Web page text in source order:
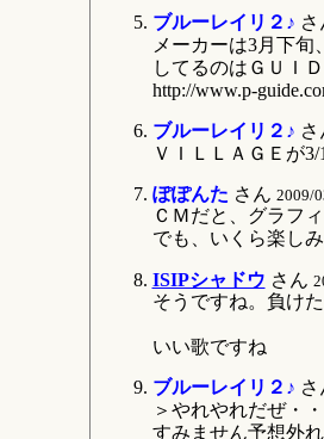
ブルーレイリ２♪ さ
メーカーは3月下
してるのはＧＵＩ
http://www.p-
ブルーレイリ２♪ さ
ＶＩＬＬＡＧＥが3/
ぽぽんた さん 2009/
ＣＭだと、グラフ
でも、いくら楽し
ISIPシャドウ さん
そうですね。負け
いい歌ですね
ブルーレイリ２♪ さ
＞やれやれだぜ・
すみません予想外れ